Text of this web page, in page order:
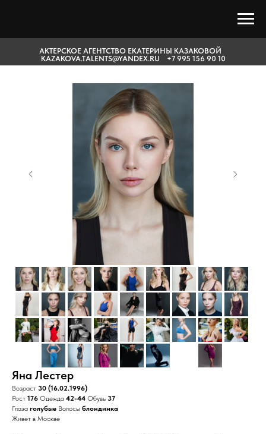
АКТЕРСКОЕ АГЕНТСТВО ЕКАТЕРИНЫ КАЗАКОВОЙ
KAZAKOVA.TALENTS@YANDEX.RU +7 995 156 90 10
Яна Лестер
Возраст 30 (16.02.1996)
Рост 176 Одежда 42-44 Обувь 37
Глаза голубые Волосы блондинка
Живет в Москве